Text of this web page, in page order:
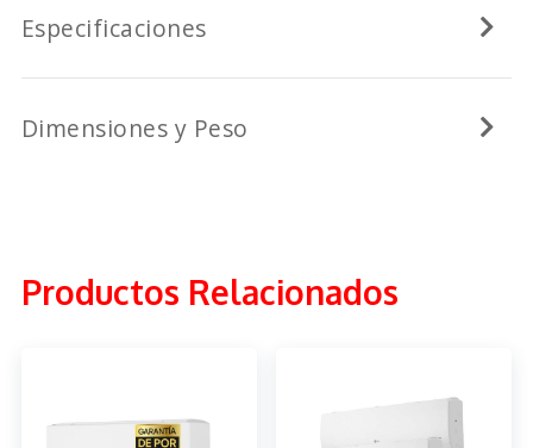
Especificaciones
Dimensiones y Peso
Productos Relacionados